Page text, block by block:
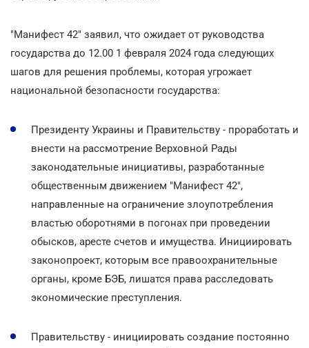
"Манифест 42" заявил, что ожидает от руководства
государства до 12.00 1 февраля 2024 года следующих
шагов для решения проблемы, которая угрожает
национальной безопасности государства:
Президенту Украины и Правительству - проработать и
внести на рассмотрение Верховной Рады
законодательные инициативы, разработанные
общественным движением "Манифест 42",
направленные на ограничение злоупотребления
властью оборотнями в погонах при проведении
обысков, аресте счетов и имущества. Инициировать
законопроект, которым все правоохранительные
органы, кроме БЭБ, лишатся права расследовать
экономические преступления.
Правительству - инициировать создание постоянно